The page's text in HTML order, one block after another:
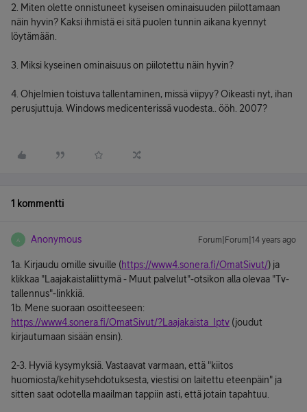
2. Miten olette onnistuneet kyseisen ominaisuuden piilottamaan
näin hyvin? Kaksi ihmistä ei sitä puolen tunnin aikana kyennyt
löytämään.
3. Miksi kyseinen ominaisuus on piilotettu näin hyvin?
4. Ohjelmien toistuva tallentaminen, missä viipyy? Oikeasti nyt, ihan
perusjuttuja. Windows medicenterissä vuodesta.. ööh. 2007?
1 kommentti
A Anonymous Forum|Forum|14 years ago
1a. Kirjaudu omille sivuille (https://www4.sonera.fi/OmatSivut/) ja
klikkaa "Laajakaistaliittymä - Muut palvelut"-otsikon alla olevaa "Tv-
tallennus"-linkkiä.
1b. Mene suoraan osoitteeseen:
https://www4.sonera.fi/OmatSivut/?Laajakaista_Iptv (joudut
kirjautumaan sisään ensin).
2-3. Hyviä kysymyksiä. Vastaavat varmaan, että "kiitos
huomiosta/kehitysehdotuksesta, viestisi on laitettu eteenpäin" ja
sitten saat odotella maailman tappiin asti, että jotain tapahtuu.